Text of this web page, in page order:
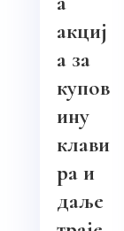
акциј
а за
купов
ину
клави
ра и
даље